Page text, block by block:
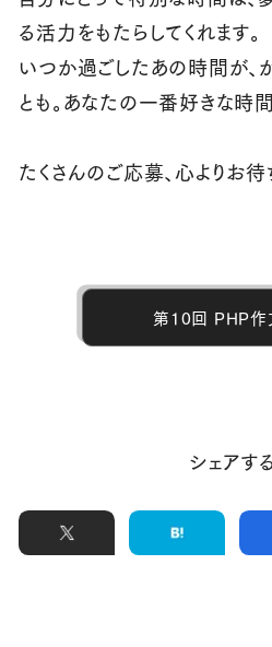
る活力をもたらしてくれます。
いつか過ごしたあの時間が、
とも。あなたの一番好きな時
たくさんのご応募、心よりお待
第10回 PHP作
シェアする